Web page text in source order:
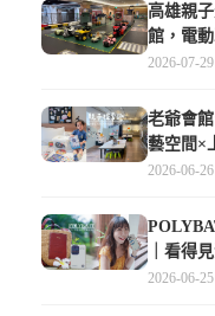
高雄親
館，電
玩到底
2026-07-29
老爺會
藝空間×
2026-06-26
｜看得
2026-06-25